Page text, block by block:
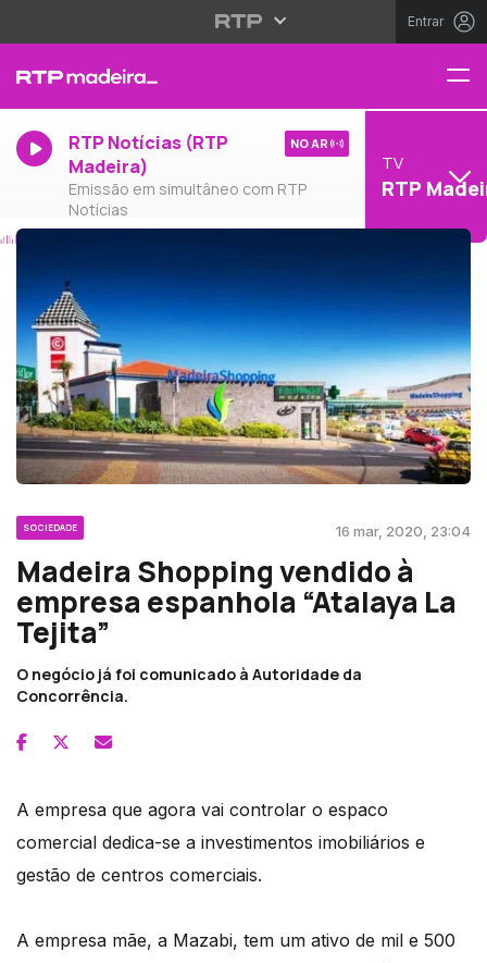
Entrar
RTP Notícias (RTP
Madeira)
Emissão em simultâneo com RTP
Notícias
NO AR
TV
RTP
SOCIEDADE 16 mar, 2020, 23:04
Madeira Shopping vendido à
empresa espanhola “Atalaya La
Tejita”
O negócio já foi comunicado à Autoridade da
Concorrência.
A empresa que agora vai controlar o espaco
comercial dedica-se a investimentos imobiliários e
gestão de centros comerciais.
A empresa mãe, a Mazabi, tem um ativo de mil e 500